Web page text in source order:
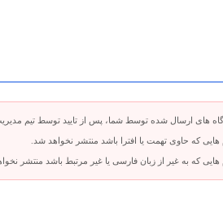
های ارسال شده توسط شما، پس از تایید توسط تیم
هایی که حاوی تهمت یا افترا باشد منتشر نخواهد شد.
هایی که به غیر از زبان فارسی یا غیر مرتبط باشد منتشر